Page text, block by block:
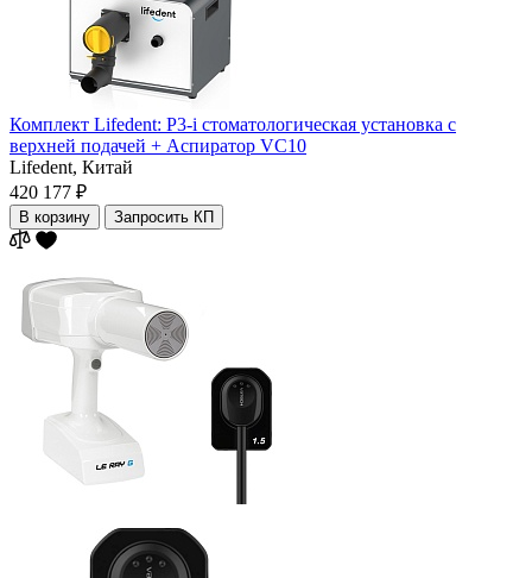
Комплект Lifedent: P3-i стоматологическая установка с
верхней подачей + Аспиратор VC10
Lifedent, Китай
420 177 ₽
В корзину Запросить КП